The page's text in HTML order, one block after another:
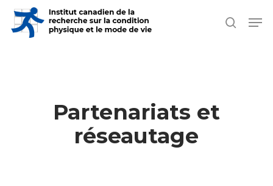
Skip
search
Partenariats et
réseautage